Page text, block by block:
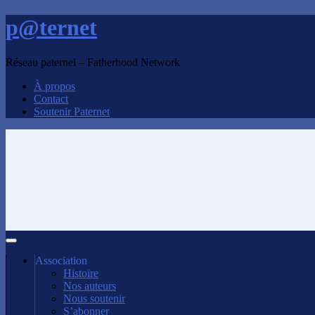
p@ternet
Réseau paternel – Fatherhood Network
À propos
Contact
Soutenir Paternet
Association
Histoire
Nos auteurs
Nous soutenir
S’abonner